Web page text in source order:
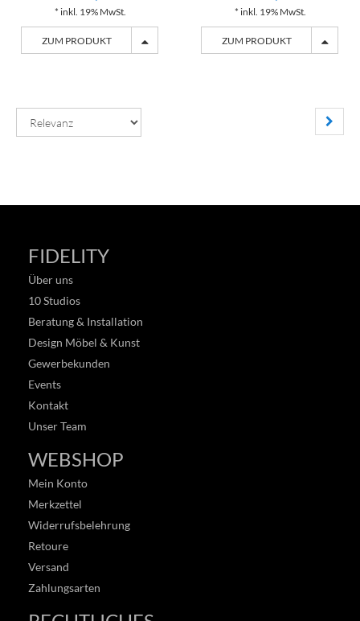
* inkl. 19% MwSt.
ZUM PRODUKT
* inkl. 19% MwSt.
ZUM PRODUKT
FIDELITY
Über uns
10 Studios
Beratung & Installation
Design Möbel & Kunst
Gewerbekunden
Events
Kontakt
Unser Team
WEBSHOP
Mein Konto
Merkzettel
Widerrufsbelehrung
Retoure
Versand
Zahlungsarten